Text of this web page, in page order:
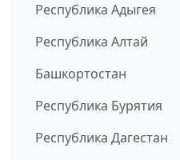
Республика Адыгея
Республика Алтай
Башкортостан
Республика Бурятия
Республика Дагестан